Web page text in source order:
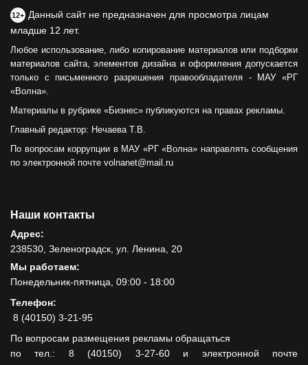
12+ Данный сайт не предназначен для просмотра лицам
младше 12 лет.
Любое использование, либо копирование материалов или подборки
материалов сайта, элементов дизайна и оформления допускается
только с письменного разрешения правообладателя - МАУ «РГ
«Волна».
Материалы в рубрике «Бизнес» публикуются на правах рекламы.
Главный редактор: Нечаева Т.В.
По вопросам коррупции в МАУ «РГ «Волна» направлять сообщения
по электронной почте volnanet@mail.ru
Наши контакты
Адрес:
238530, Зеленоградск, ул. Ленина, 20
Мы работаем:
Понедельник-пятница, 09:00 - 18:00
Телефон:
8 (40150) 3-21-95
По вопросам размещения рекламы обращаться
по тел.: 8 (40150) 3-27-60 и электронной почте